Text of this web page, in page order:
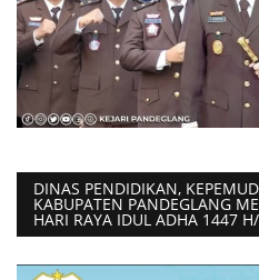
DINAS PENDIDIKAN,
KABUPATEN PANDEGLANG
HARI RAYA IDUL ADHA 1447